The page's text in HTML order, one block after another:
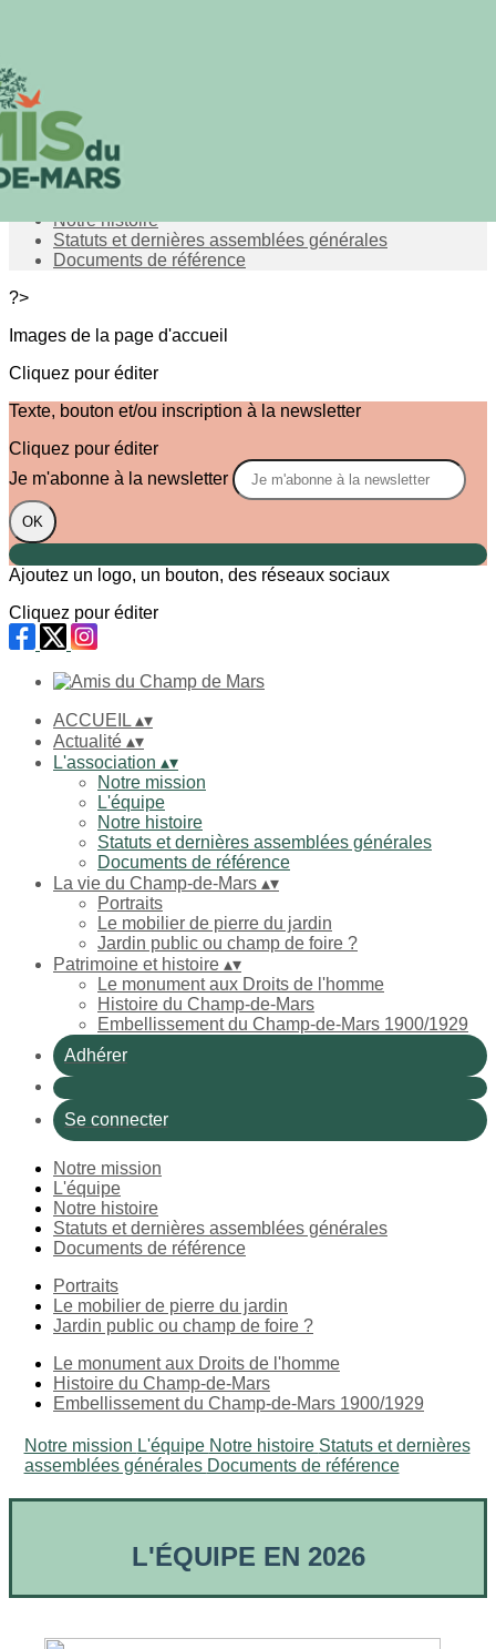
Menu
Notre mission
Notre histoire
Statuts et dernières assemblées générales
Documents de référence
?>
Images de la page d'accueil
Cliquez pour éditer
Texte, bouton et/ou inscription à la newsletter
Cliquez pour éditer
Je m'abonne à la newsletter
OK
Ajoutez un logo, un bouton, des réseaux sociaux
Cliquez pour éditer
ACCUEIL ▴▾
Actualité ▴▾
L'association ▴▾
Notre mission
L'équipe
Notre histoire
Statuts et dernières assemblées générales
Documents de référence
La vie du Champ-de-Mars ▴▾
Portraits
Le mobilier de pierre du jardin
Jardin public ou champ de foire ?
Patrimoine et histoire ▴▾
Le monument aux Droits de l'homme
Histoire du Champ-de-Mars
Embellissement du Champ-de-Mars 1900/1929
Adhérer
Se connecter
Notre mission
L'équipe
Notre histoire
Statuts et dernières assemblées générales
Documents de référence
Portraits
Le mobilier de pierre du jardin
Jardin public ou champ de foire ?
Le monument aux Droits de l'homme
Histoire du Champ-de-Mars
Embellissement du Champ-de-Mars 1900/1929
Notre mission L'équipe Notre histoire Statuts et dernières
assemblées générales Documents de référence
L'ÉQUIPE EN 2026